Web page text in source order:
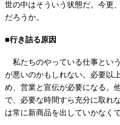
世の中はそういう状態だ。今更
だろうか。
■行き詰る原因
私たちのやっている仕事とい
が悪いのかもしれない。必要以
め、営業と宣伝が必要になる。
で、必要な時間すら充分に取れ
は常に新商品を出していかなく